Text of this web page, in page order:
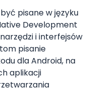
pisane w języku
Development
i interfejsów
pisanie
dla Android, na
aplikacji